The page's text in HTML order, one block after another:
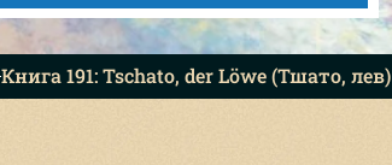
Книга 191: Tschato, der Löwe (Тшато, лев)